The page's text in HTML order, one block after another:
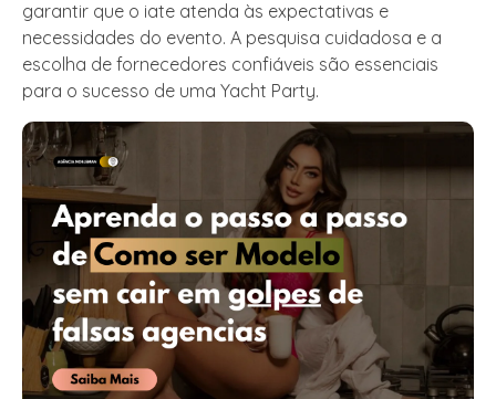
garantir que o iate atenda às expectativas e
necessidades do evento. A pesquisa cuidadosa e a
escolha de fornecedores confiáveis são essenciais
para o sucesso de uma Yacht Party.